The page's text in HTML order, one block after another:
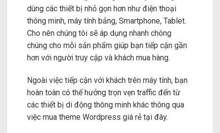
dùng các thiết bị nhỏ gọn hơn như điện thoại
thông minh, máy tính bảng, Smartphone, Tablet.
Cho nên chúng tôi sẽ áp dụng nhanh chóng
chúng cho mỗi sản phẩm giúp bạn tiếp cận gần
hơn với người truy cập và khách mua hàng.
Ngoài việc tiếp cận với khách trên máy tính, bạn
hoàn toàn có thể hưởng trọn vẹn traffic đến từ
các thiết bị di động thông minh khác thông qua
việc mua theme Wordpress giá rẻ tại đây.